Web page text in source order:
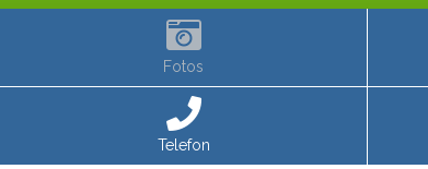
Fotos
Telefon